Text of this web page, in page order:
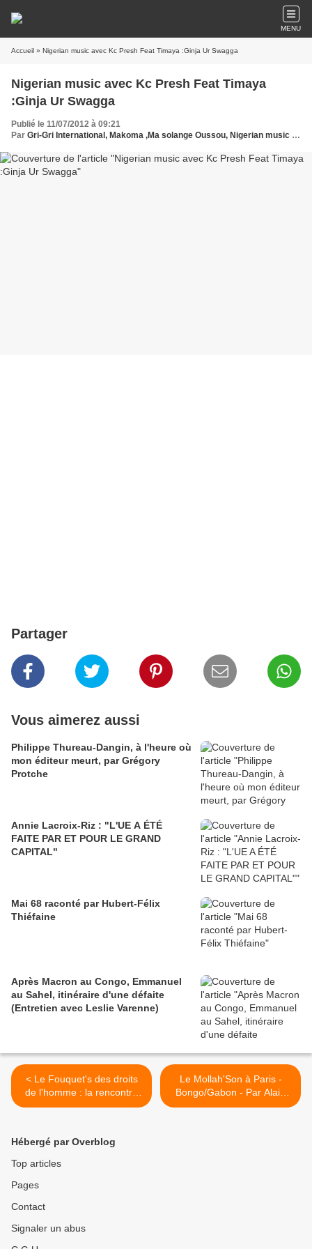
MENU
Accueil » Nigerian music avec Kc Presh Feat Timaya :Ginja Ur Swagga
Nigerian music avec Kc Presh Feat Timaya
:Ginja Ur Swagga
Publié le 11/07/2012 à 09:21
Par Gri-Gri International, Makoma ,Ma solange Oussou, Nigerian music avec Kc Presh Feat Timaya
Partager
Vous aimerez aussi
Philippe Thureau-Dangin, à l'heure où
mon éditeur meurt, par Grégory
Protche
Annie Lacroix-Riz : "L'UE A ÉTÉ
FAITE PAR ET POUR LE GRAND
CAPITAL"
Mai 68 raconté par Hubert-Félix
Thiéfaine
Après Macron au Congo, Emmanuel
au Sahel, itinéraire d'une défaite
(Entretien avec Leslie Varenne)
< Le Fouquet's des droits
de l'homme : la rencontre
Claude Bartolone-
Le Mollah'Son à Paris -
Bongo/Gabon - Par Alain
Alessandri >
Hébergé par Overblog
Top articles
Pages
Contact
Signaler un abus